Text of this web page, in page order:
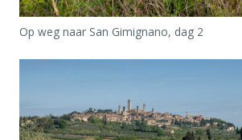
Op weg naar San Gimignano, dag 2